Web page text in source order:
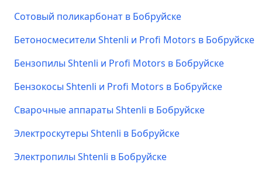
Сотовый поликарбонат в Бобруйске
Бетоносмесители Shtenli и Profi Motors в Бобруйске
Бензопилы Shtenli и Profi Motors в Бобруйске
Бензокосы Shtenli и Profi Motors в Бобруйске
Сварочные аппараты Shtenli в Бобруйске
Электроскутеры Shtenli в Бобруйске
Электропилы Shtenli в Бобруйске